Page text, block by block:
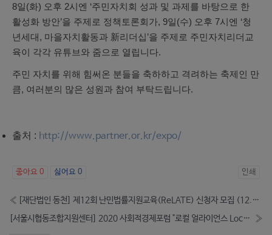
8일(화) 오후 2시엔 ‘주민자치회 성과 및 과제를 바탕으로 한
활성화 방안’을 주제로 정책토론회가, 9일(수) 오후 7시엔 ‘청
년세대, 마을자치활동과 新리더십’을 주제로 주민자치리더교
육이 각각 유튜브와 줌으로 열립니다.
주민 자치를 위해 힘써온 분들을 축하하고 격려하는 축제인 만
큼, 여러분의 많은 성원과 참여 부탁드립니다.
출처 : http://www.partner.or.kr/expo/
좋아요 0 싫어요 0 인쇄
«
[재단법인 동천] 제12회 난민법률지원교육(ReLATE) 신청자 모집 (12.10.목 16~19시 @온라인)
[서울시협동조합지원센터] 2020 사회적경제포럼 "로컬 얼라이언스 Local ALLiance, 우리는 같이 일한다" 개최 (12/11)
»